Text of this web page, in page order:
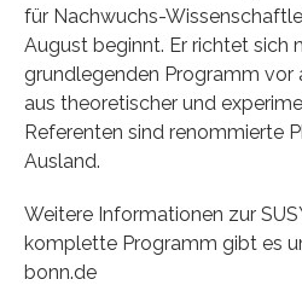
für Nachwuchs-
August beginnt. Er richtet sich
grundlegenden Programm vor
aus theoretischer und
Referenten sind renommierte
Ausland.
Weitere Informationen zur
komplette Programm gibt es
bonn.de